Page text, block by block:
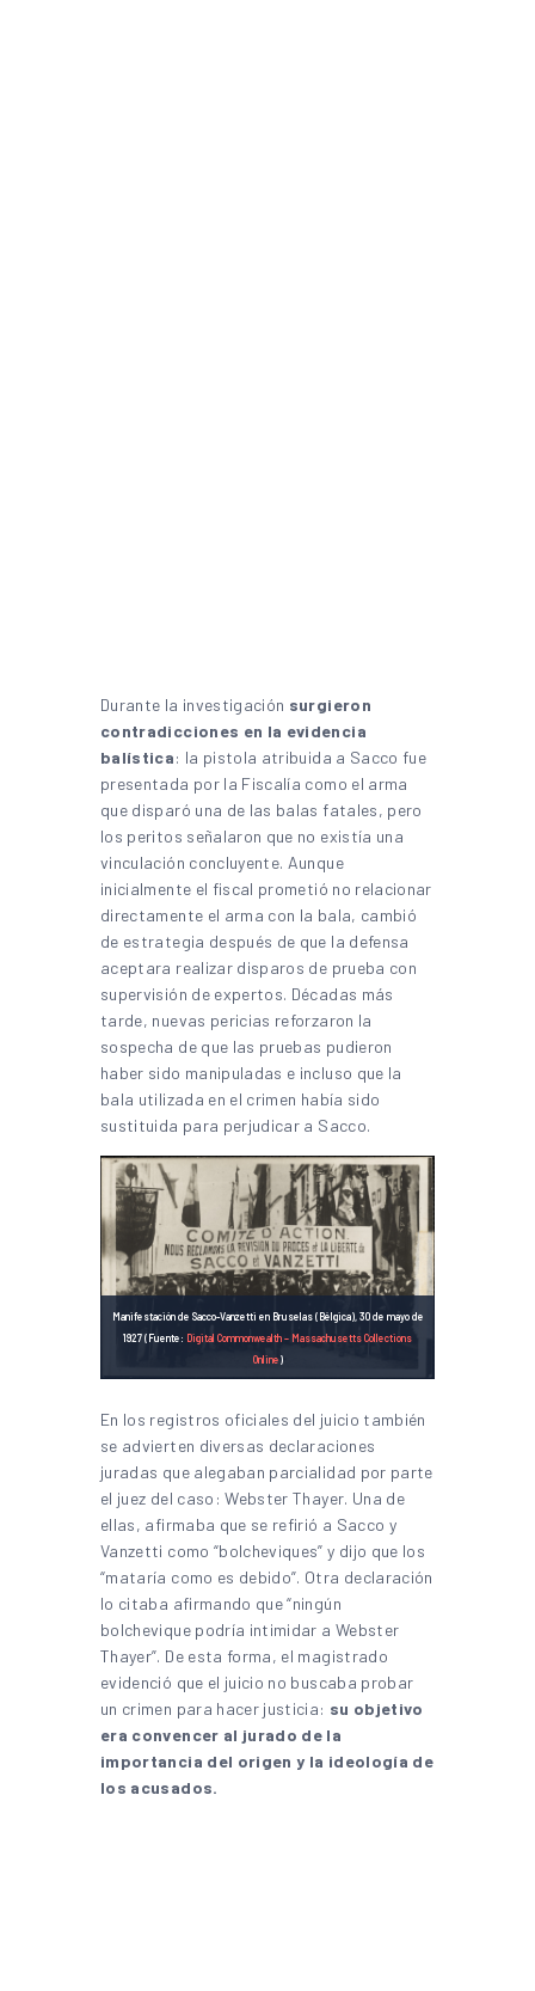
Durante la investigación surgieron
contradicciones en la evidencia
balística: la pistola atribuida a Sacco fue
presentada por la Fiscalía como el arma
que disparó una de las balas fatales, pero
los peritos señalaron que no existía una
vinculación concluyente. Aunque
inicialmente el fiscal prometió no relacionar
directamente el arma con la bala, cambió
de estrategia después de que la defensa
aceptara realizar disparos de prueba con
supervisión de expertos. Décadas más
tarde, nuevas pericias reforzaron la
sospecha de que las pruebas pudieron
haber sido manipuladas e incluso que la
bala utilizada en el crimen había sido
sustituida para perjudicar a Sacco.
Manifestación de Sacco-Vanzetti en Bruselas (Bélgica), 30 de mayo de
1927 (Fuente: Digital Commonwealth – Massachusetts Collections
Online )
En los registros oficiales del juicio también
se advierten diversas declaraciones
juradas que alegaban parcialidad por parte
el juez del caso: Webster Thayer. Una de
ellas, afirmaba que se refirió a Sacco y
Vanzetti como “bolcheviques” y dijo que los
“mataría como es debido”. Otra declaración
lo citaba afirmando que “ningún
bolchevique podría intimidar a Webster
Thayer”. De esta forma, el magistrado
evidenció que el juicio no buscaba probar
un crimen para hacer justicia: su objetivo
era convencer al jurado de la
importancia del origen y la ideología de
los acusados.